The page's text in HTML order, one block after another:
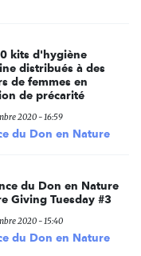
kits d'hygiène
distribués à des
de femmes en
de précarité
2020 - 16:59
du Don en Nature
du Don en Nature
Giving Tuesday #3
2020 - 15:40
du Don en Nature